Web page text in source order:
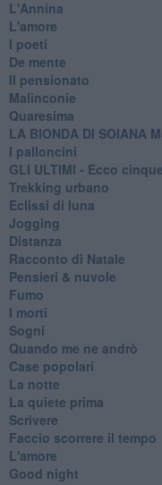
L'Annina
L'amore
I poeti
De mente
Il pensionato
Malinconie
Quaresima
LA BIONDA DI SOIANA
I palloncini
GLI ULTIMI - Ecco cinque
Trekking urbano
Eclissi di luna
Jogging
Distanza
Racconto di Natale
Pensieri & nuvole
Fumo
I morti
Sogni
Quando me ne andrò
Case popolari
La notte
La quiete prima
Scrivere
Faccio scorrere il tempo
L'amore
Good night